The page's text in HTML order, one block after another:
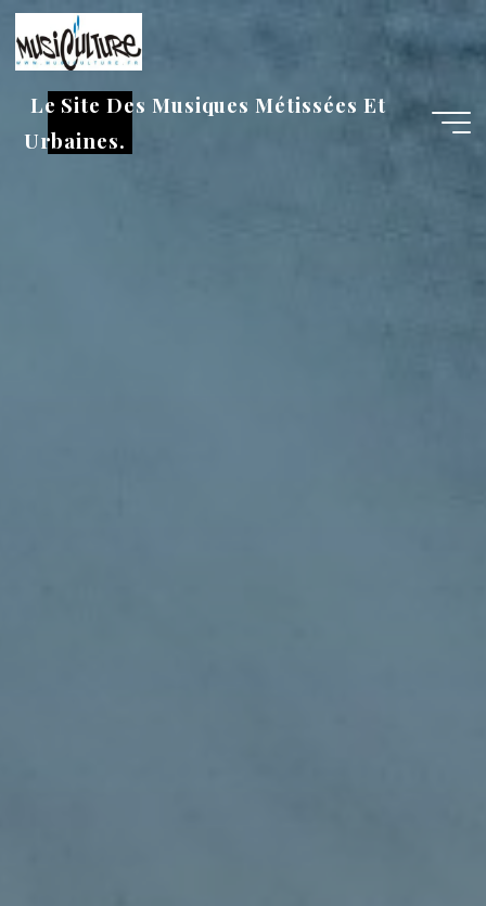
Aller
au
contenu
Le Site Des Musiques Métissées Et
Urbaines.